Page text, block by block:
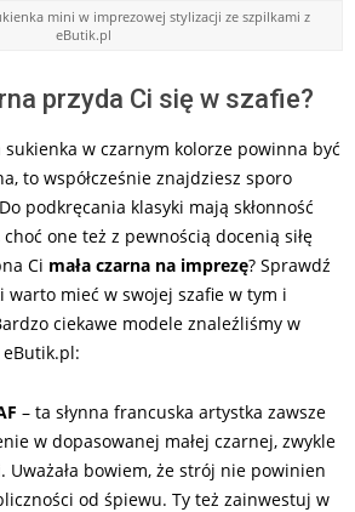
mini w imprezowej stylizacji ze szpilkami z
eButik.pl
przyda Ci się w szafie?
sukienka w czarnym kolorze powinna być
to współcześnie znajdziesz sporo
podkręcania klasyki mają skłonność
one też z pewnością docenią siłę
Ci mała czarna na imprezę? Sprawdź
warto mieć w swojej szafie w tym i
ciekawe modele znaleźliśmy w
– ta słynna francuska artystka zawsze
w dopasowanej małej czarnej, zwykle
Uważała bowiem, że strój nie powinien
od śpiewu. Ty też zainwestuj w